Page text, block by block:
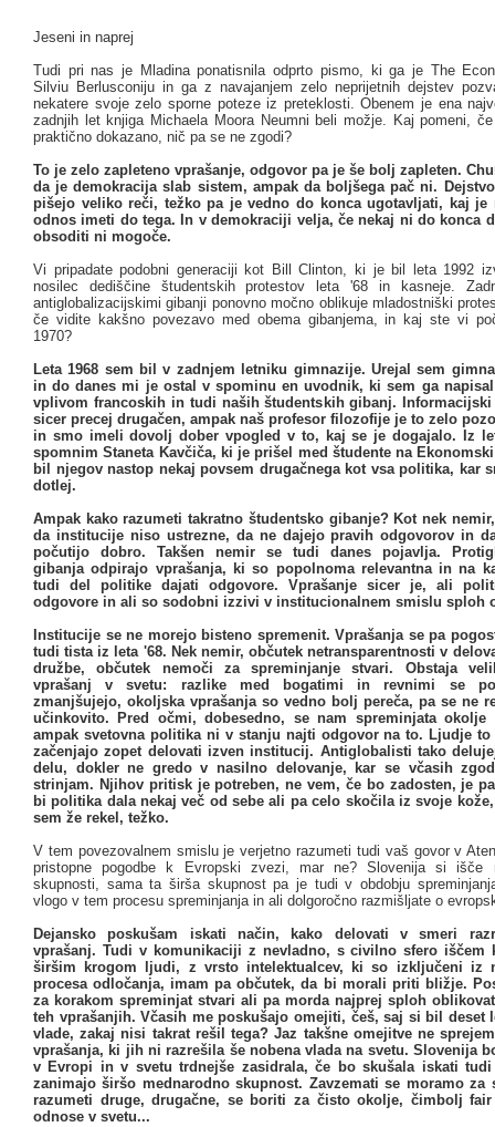
Jeseni in naprej
Tudi pri nas je Mladina ponatisnila odprto pismo, ki ga je The
Silviu Berlusconiju in ga z navajanjem zelo neprijetnih dejstev
nekatere svoje zelo sporne poteze iz preteklosti. Obenem je ena
zadnjih let knjiga Michaela Moora Neumni beli možje. Kaj pomeni,
praktično dokazano, nič pa se ne zgodi?
To je zelo zapleteno vprašanje, odgovor pa je še bolj zapleten.
da je demokracija slab sistem, ampak da boljšega pač ni.
pišejo veliko reči, težko pa je vedno do konca ugotavljati, kaj je
odnos imeti do tega. In v demokraciji velja, če nekaj ni do konca
obsoditi ni mogoče.
Vi pripadate podobni generaciji kot Bill Clinton, ki je bil leta 1992
nosilec dediščine študentskih protestov leta '68 in kasneje.
antiglobalizacijskimi gibanji ponovno močno oblikuje mladostniški
če vidite kakšno povezavo med obema gibanjema, in kaj ste vi
1970?
Leta 1968 sem bil v zadnjem letniku gimnazije. Urejal sem
in do danes mi je ostal v spominu en uvodnik, ki sem ga
vplivom francoskih in tudi naših študentskih gibanj.
sicer precej drugačen, ampak naš profesor filozofije je to zelo
in smo imeli dovolj dober vpogled v to, kaj se je dogajalo. Iz
spomnim Staneta Kavčiča, ki je prišel med študente na
bil njegov nastop nekaj povsem drugačnega kot vsa politika, kar
dotlej.
Ampak kako razumeti takratno študentsko gibanje? Kot nek
da institucije niso ustrezne, da ne dajejo pravih odgovorov in
počutijo dobro. Takšen nemir se tudi danes pojavlja.
gibanja odpirajo vprašanja, ki so popolnoma relevantna in na
tudi del politike dajati odgovore. Vprašanje sicer je, ali
odgovore in ali so sodobni izzivi v institucionalnem smislu sploh
Institucije se ne morejo bisteno spremenit. Vprašanja se pa
tudi tista iz leta '68. Nek nemir, občutek netransparentnosti v
družbe, občutek nemoči za spreminjanje stvari. Obstaja
vprašanj v svetu: razlike med bogatimi in revnimi se
zmanjšujejo, okoljska vprašanja so vedno bolj pereča, pa se ne
učinkovito. Pred očmi, dobesedno, se nam spreminjata okolje
ampak svetovna politika ni v stanju najti odgovor na to. Ljudje
začenjajo zopet delovati izven institucij. Antiglobalisti tako
delu, dokler ne gredo v nasilno delovanje, kar se včasih
strinjam. Njihov pritisk je potreben, ne vem, če bo zadosten, je
bi politika dala nekaj več od sebe ali pa celo skočila iz svoje
sem že rekel, težko.
V tem povezovalnem smislu je verjetno razumeti tudi vaš govor v
pristopne pogodbe k Evropski zvezi, mar ne? Slovenija si išče
skupnosti, sama ta širša skupnost pa je tudi v obdobju
vlogo v tem procesu spreminjanja in ali dolgoročno razmišljate o
Dejansko poskušam iskati način, kako delovati v smeri
vprašanj. Tudi v komunikaciji z nevladno, s civilno sfero iščem
širšim krogom ljudi, z vrsto intelektualcev, ki so izključeni iz
procesa odločanja, imam pa občutek, da bi morali priti bližje.
za korakom spreminjat stvari ali pa morda najprej sploh
teh vprašanjih. Včasih me poskušajo omejiti, češ, saj si bil deset
vlade, zakaj nisi takrat rešil tega? Jaz takšne omejitve ne
vprašanja, ki jih ni razrešila še nobena vlada na svetu. Slovenija
v Evropi in v svetu trdnejše zasidrala, če bo skušala iskati
zanimajo širšo mednarodno skupnost. Zavzemati se moramo za
razumeti druge, drugačne, se boriti za čisto okolje, čimbolj fair
odnose v svetu...